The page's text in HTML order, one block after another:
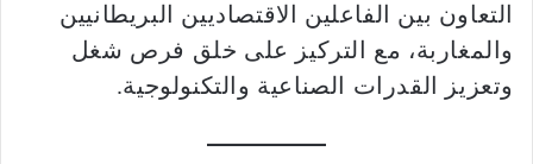
التعاون بين الفاعلين الاقتصاديين البريطانيين
والمغاربة، مع التركيز على خلق فرص شغل
وتعزيز القدرات الصناعية والتكنولوجية.